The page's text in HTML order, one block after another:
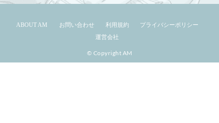
ABOUT AM お問い合わせ 利用規約
プライバシーポリシー
運営会社
© Copyright AM